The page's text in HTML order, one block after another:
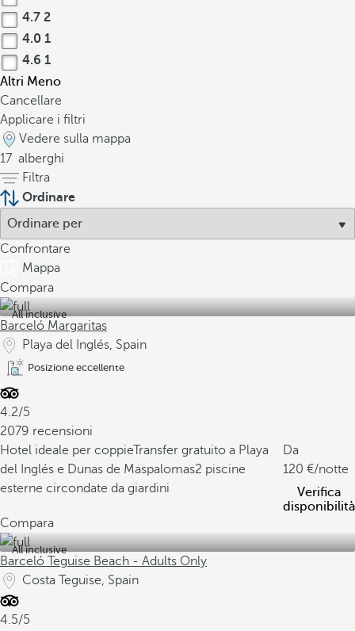
4.7 2
4.0 1
4.6 1
Altri Meno
Cancellare
Applicare i filtri
Vedere sulla mappa
17 alberghi
Filtra
Ordinare
Confrontare
Mappa
Compara
All inclusive
Barceló Margaritas
Playa del Inglés, Spain
Posizione eccellente
4.2/5
2079 recensioni
Hotel ideale per coppieTransfer gratuito a Playa
del Inglés e Dunas de Maspalomas2 piscine
esterne circondate da giardini
Da
120
/notte
Verifica
disponibilità
Compara
All inclusive
Barceló Teguise Beach - Adults Only
Costa Teguise, Spain
4.5/5